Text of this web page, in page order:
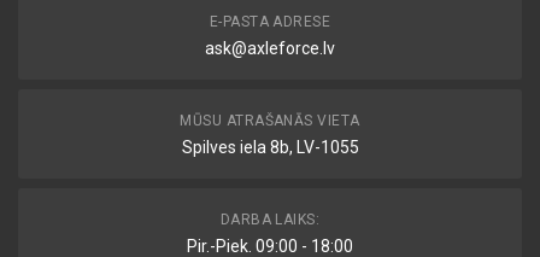
E-PASTA ADRESE
ask@axleforce.lv
MŪSU ATRAŠANĀS VIETA
Spilves iela 8b, LV-1055
DARBA LAIKS:
Pir.-Piek. 09:00 - 18:00